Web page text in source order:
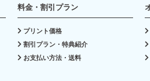
料金・割引プラン
プリント価格
割引プラン・特典紹介
お支払い方法・送料